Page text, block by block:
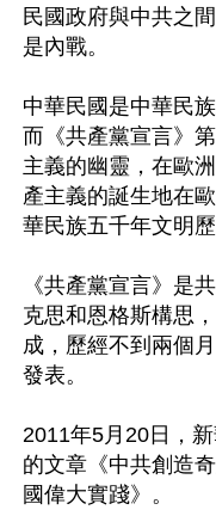
民國政府與中共之
是內戰。
中華民國是中華民
而《共產黨宣言》
主義的幽靈，在歐
產主義的誕生地在
華民族五千年文明歷
《共產黨宣言》是
克思和恩格斯構思
成，歷經不到兩個
發表。
2011年5月20日，
的文章《中共創造
國偉大實踐》。